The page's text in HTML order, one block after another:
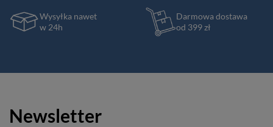
Wysyłka nawet
w 24h
Darmowa dostawa
od 399 zł
Newsletter